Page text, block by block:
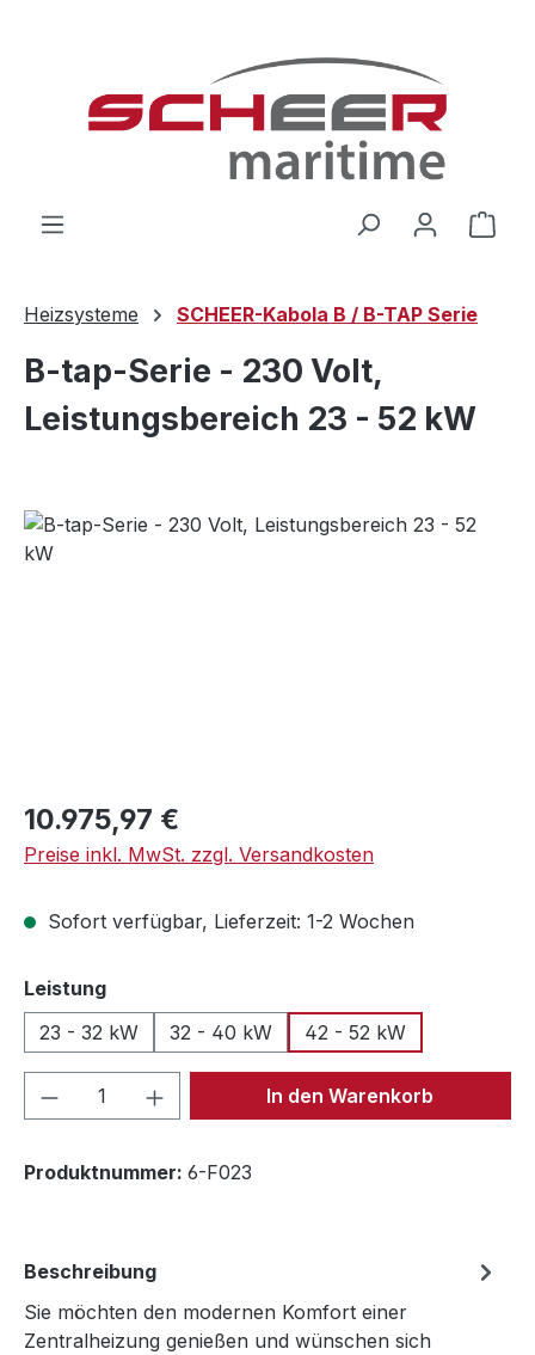
Heizsysteme SCHEER-Kabola B / B-TAP Serie
B-tap-Serie - 230 Volt,
Leistungsbereich 23 - 52 kW
Bildergalerie überspringen
Regulärer Preis:
10.975,97 €
Preise inkl. MwSt. zzgl. Versandkosten
Sofort verfügbar, Lieferzeit: 1-2 Wochen
Leistungauswählen
23 - 32 kW
32 - 40 kW 42 - 52 kW
Produkt Anzahl: Gib denIn den Warenkorb
Produktnummer: 6-F023
Beschreibung
Sie möchten den modernen Komfort einer
Zentralheizung genießen und wünschen sich